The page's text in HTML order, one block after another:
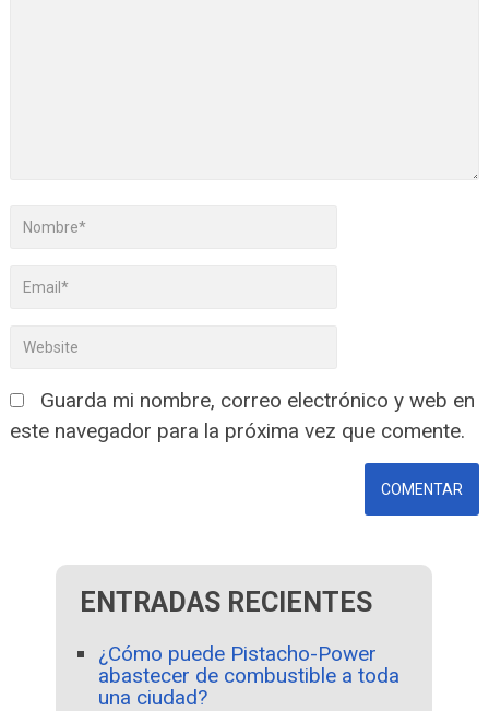
Guarda mi nombre, correo electrónico y web en
este navegador para la próxima vez que comente.
ENTRADAS RECIENTES
¿Cómo puede Pistacho-Power
abastecer de combustible a toda
una ciudad?